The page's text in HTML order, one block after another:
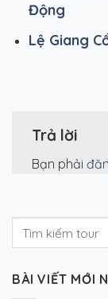
BÀI VIẾT MỚI
Động
Lệ Giang
Trả lời
Bạn phải